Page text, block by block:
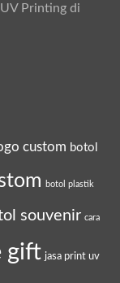
Printing di
custom botol
botol plastik
souvenir cara
gift jasa print uv